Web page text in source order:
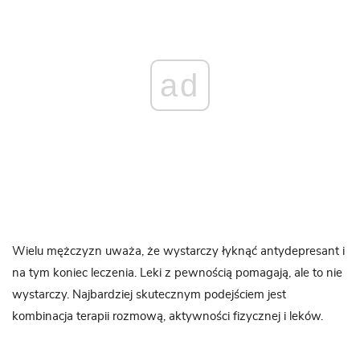
ad
Wielu mężczyzn uważa, że ​​wystarczy łyknąć antydepresant i
na tym koniec leczenia. Leki z pewnością pomagają, ale to nie
wystarczy. Najbardziej skutecznym podejściem jest
kombinacja terapii rozmową, aktywności fizycznej i leków.